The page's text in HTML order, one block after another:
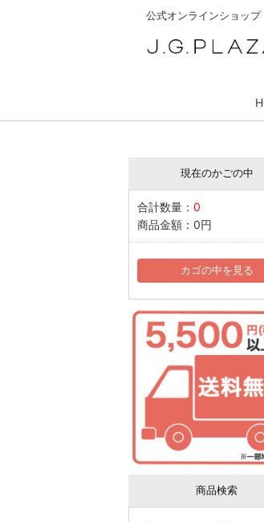
公式オンラインショップ
現在のかごの中
合計数量： 0
商品金額： 0円
カゴの中を見る
商品検索